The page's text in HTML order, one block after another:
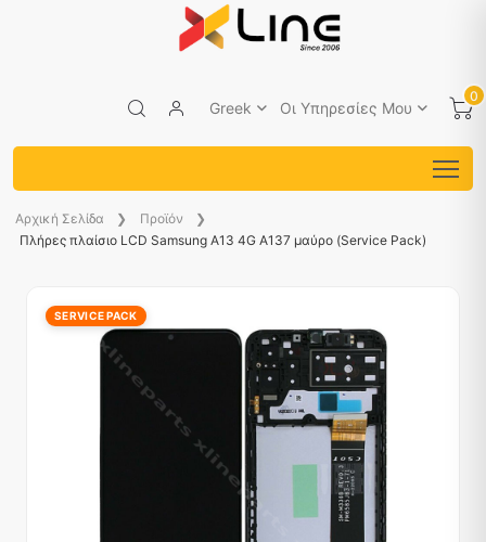
Greek Οι Υπηρεσίες Μου
0
Aρχική Σελίδα
Προϊόν
Πλήρες πλαίσιο LCD Samsung A13 4G A137 μαύρο (Service Pack)
SERVICE PACK